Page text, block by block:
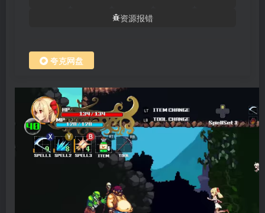
资源报错
夸克网盘